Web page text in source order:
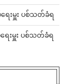
ေးမှူး ပစ်သတ်ခံရ
ေးမှူး ပစ်သတ်ခံရ